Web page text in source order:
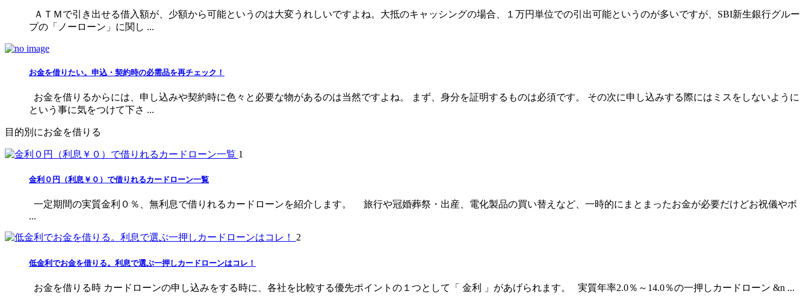
ＡＴＭで引き出せる借入額が、少額から可能というのは大変うれしいですよね。大抵のキャッシングの場合、１万円単位での引出可能というのが多いですが、SBI新生銀行グルー
プの「ノーローン」に関し ...
お金を借りたい。申込・契約時の必需品を再チェック！
お金を借りるからには、申し込みや契約時に色々と必要な物があるのは当然ですよね。 まず、身分を証明するものは必須です。 その次に申し込みする際にはミスをしないように
という事に気をつけて下さ ...
目的別にお金を借りる
1
金利０円（利息￥０）で借りれるカードローン一覧
一定期間の実質金利０％、無利息で借りれるカードローンを紹介します。 旅行や冠婚葬祭・出産、電化製品の買い替えなど、一時的にまとまったお金が必要だけどお祝儀やボ
...
2
低金利でお金を借りる。利息で選ぶ一押しカードローンはコレ！
お金を借りる時 カードローンの申し込みをする時に、各社を比較する優先ポイントの１つとして「 金利 」があげられます。 実質年率2.0％～14.0％の一押しカードローン &n ...